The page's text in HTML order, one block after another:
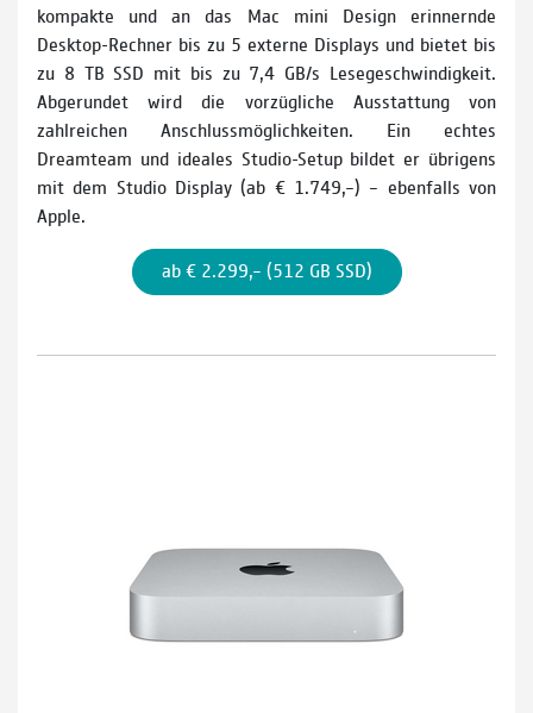
kompakte und an das Mac mini Design erinnernde
Desktop-­Rechner bis zu 5 externe Displays und bietet bis
zu 8 TB SSD mit bis zu 7,4 GB/s Lesegeschwindigkeit.
Abgerundet wird die vorzüg­liche Ausstattung von
zahlreichen Anschlussmöglichkeiten. Ein echtes
Dreamteam und ideales Studio­-Setup bildet er übrigens
mit dem Studio Display (ab € 1.749,–) – ebenfalls von
Apple.
ab € 2.299,– (512 GB SSD)